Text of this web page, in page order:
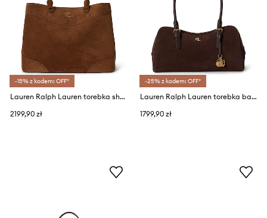
-15% z kodem: OFF*
Lauren Ralph Lauren torebka shopper damska zamszowa
2199,90 zł
-25% z kodem: OFF*
Lauren Ralph Lauren torebka bagietka damska zamszowa
1799,90 zł